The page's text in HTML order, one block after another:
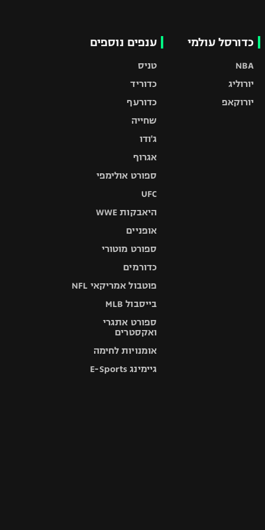
כדורסל עולמי
NBA
יורוליג
יורוקאפ
ענפים נוספים
טניס
כדוריד
כדורעף
שחייה
ג'ודו
אגרוף
ספורט אולימפי
UFC
היאבקות WWE
אופניים
ספורט מוטורי
כדורמים
פוטבול אמריקאי NFL
בייסבול MLB
ספורט אתגרי
ואקסטרים
אומנויות לחימה
גיימינג E-Sports